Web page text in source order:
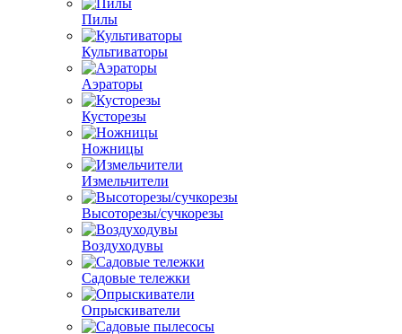
Пилы
Культиваторы
Аэраторы
Кусторезы
Ножницы
Измельчители
Высоторезы/сучкорезы
Воздуходувы
Садовые тележки
Опрыскиватели